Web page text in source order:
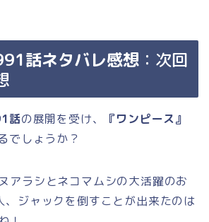
話ネタバレ感想 ：次回
話の展開を受け、
『ワンピース』
でしょうか？
アラシとネコマムシの大活躍のお
、ジャックを倒すことが出来たのは